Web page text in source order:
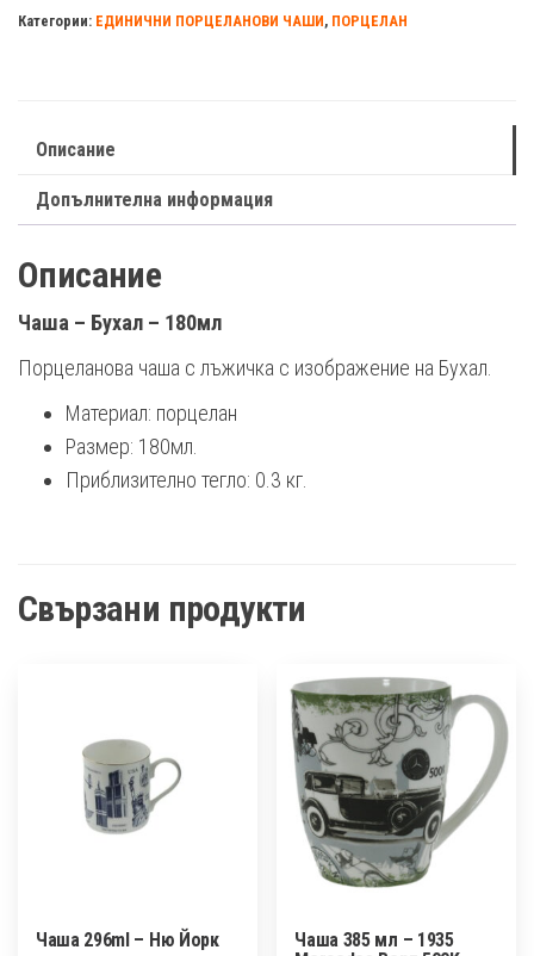
Категории: ЕДИНИЧНИ ПОРЦЕЛАНОВИ ЧАШИ, ПОРЦЕЛАН
Описание
Допълнителна информация
Описание
Чаша – Бухал – 180мл
Порцеланова чаша с лъжичка с изображение на Бухал.
Материал: порцелан
Размер: 180мл.
Приблизително тегло: 0.3 кг.
Свързани продукти
Чаша 296ml – Ню Йорк
Чаша 385 мл – 1935